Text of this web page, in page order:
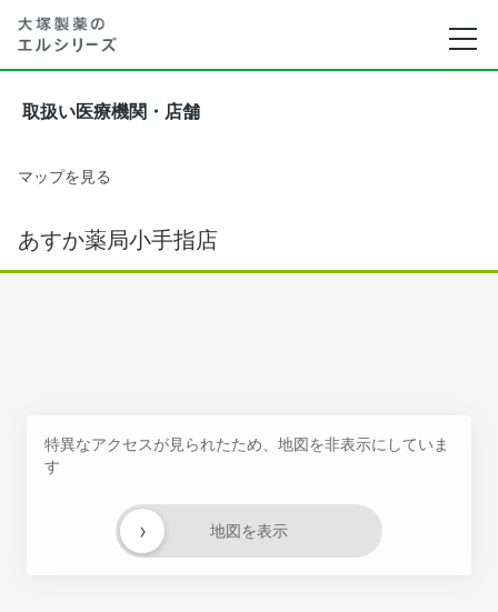
取扱い医療機関・店舗
マップを見る
あすか薬局小手指店
特異なアクセスが見られたため、地図を非表示にしていま
す
地図を表示
›